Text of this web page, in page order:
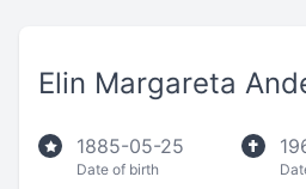
Elin Margareta
1885-05-25
Date of birth